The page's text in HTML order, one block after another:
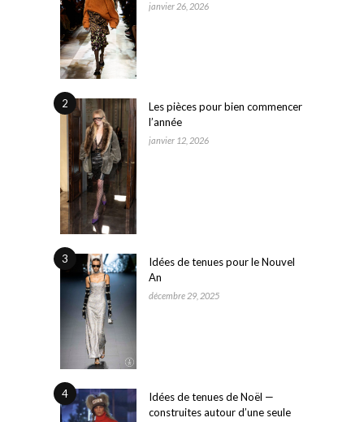
janvier 26, 2026
2
Les pièces pour bien commencer
l’année
janvier 12, 2026
3
Idées de tenues pour le Nouvel
An
décembre 29, 2025
4
Idées de tenues de Noël —
construites autour d’une seule